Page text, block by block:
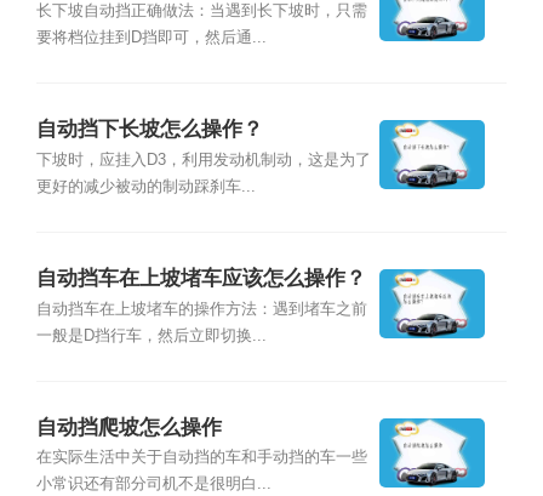
长下坡自动挡正确做法：当遇到长下坡时，只需
要将档位挂到D挡即可，然后通...
自动挡下长坡怎么操作？
下坡时，应挂入D3，利用发动机制动，这是为了
更好的减少被动的制动踩刹车...
自动挡车在上坡堵车应该怎么操作？
自动挡车在上坡堵车的操作方法：遇到堵车之前
一般是D挡行车，然后立即切换...
自动挡爬坡怎么操作
在实际生活中关于自动挡的车和手动挡的车一些
小常识还有部分司机不是很明白...